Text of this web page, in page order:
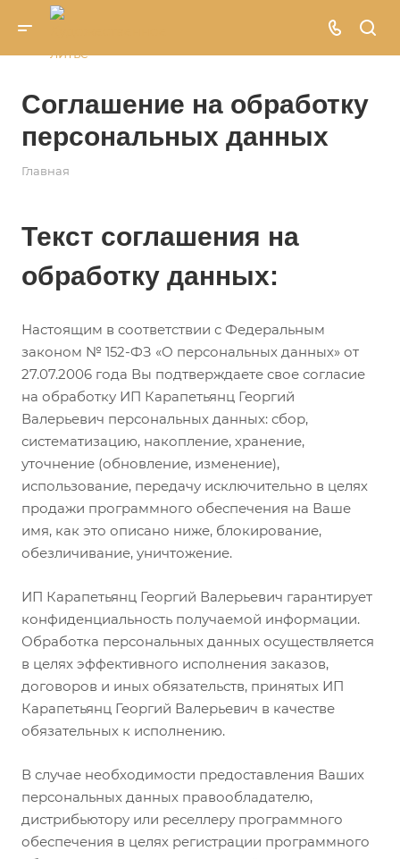
Соглашение на обработку
персональных данных
Главная
Текст соглашения на
обработку данных:
Настоящим в соответствии с Федеральным
законом № 152-ФЗ «О персональных данных» от
27.07.2006 года Вы подтверждаете свое согласие
на обработку ИП Карапетьянц Георгий
Валерьевич персональных данных: сбор,
систематизацию, накопление, хранение,
уточнение (обновление, изменение),
использование, передачу исключительно в целях
продажи программного обеспечения на Ваше
имя, как это описано ниже, блокирование,
обезличивание, уничтожение.
ИП Карапетьянц Георгий Валерьевич гарантирует
конфиденциальность получаемой информации.
Обработка персональных данных осуществляется
в целях эффективного исполнения заказов,
договоров и иных обязательств, принятых ИП
Карапетьянц Георгий Валерьевич в качестве
обязательных к исполнению.
В случае необходимости предоставления Ваших
персональных данных правообладателю,
дистрибьютору или реселлеру программного
обеспечения в целях регистрации программного